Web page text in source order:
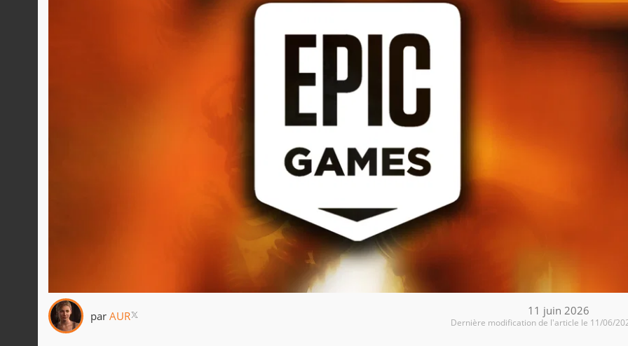
par AUR 11 juin 2026
Dernière modification de l'article le 11/06/